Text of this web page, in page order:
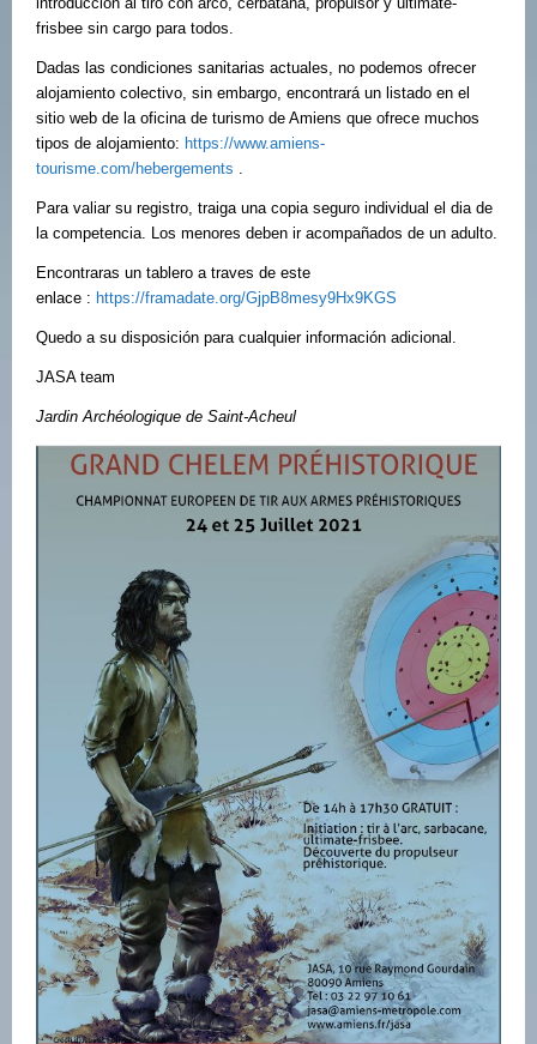
introducción al tiro con arco, cerbatana, propulsor y ultimate-
frisbee sin cargo para todos.
Dadas las condiciones sanitarias actuales, no podemos ofrecer
alojamiento colectivo, sin embargo, encontrará un listado en el
sitio web de la oficina de turismo de Amiens que ofrece muchos
tipos de alojamiento: https://www.amiens-
tourisme.com/hebergements .
Para valiar su registro, traiga una copia seguro individual el dia de
la competencia. Los menores deben ir acompañados de un adulto.
Encontraras un tablero a traves de este
enlace : https://framadate.org/GjpB8mesy9Hx9KGS
Quedo a su disposición para cualquier información adicional.
JASA team
Jardin Archéologique de Saint-Acheul